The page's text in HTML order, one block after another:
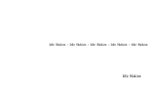
Idir Hakim – Idir Hakim – Idir Hakim – Idir Hakim – Idir
Idir Hakim